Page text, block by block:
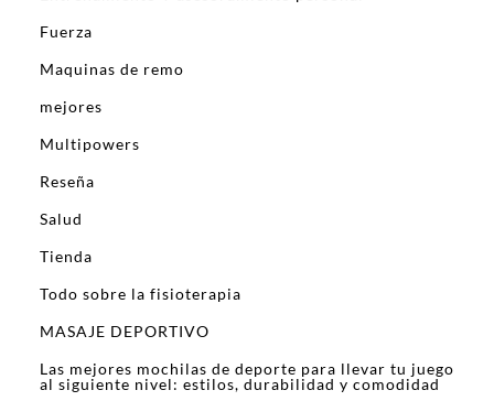
Fuerza
Maquinas de remo
mejores
Multipowers
Reseña
Salud
Tienda
Todo sobre la fisioterapia
MASAJE DEPORTIVO
Las mejores mochilas de deporte para llevar tu juego
al siguiente nivel: estilos, durabilidad y comodidad